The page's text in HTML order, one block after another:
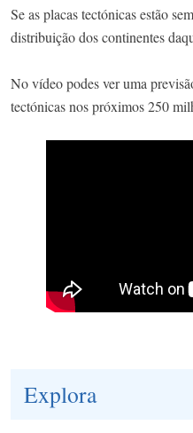
Se as placas tectónicas estão
distribuição dos continentes
No vídeo podes ver uma
tectónicas nos próximos 250
Explora